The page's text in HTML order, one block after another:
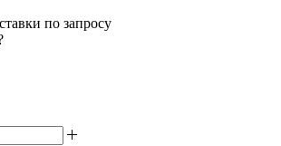
по запросу